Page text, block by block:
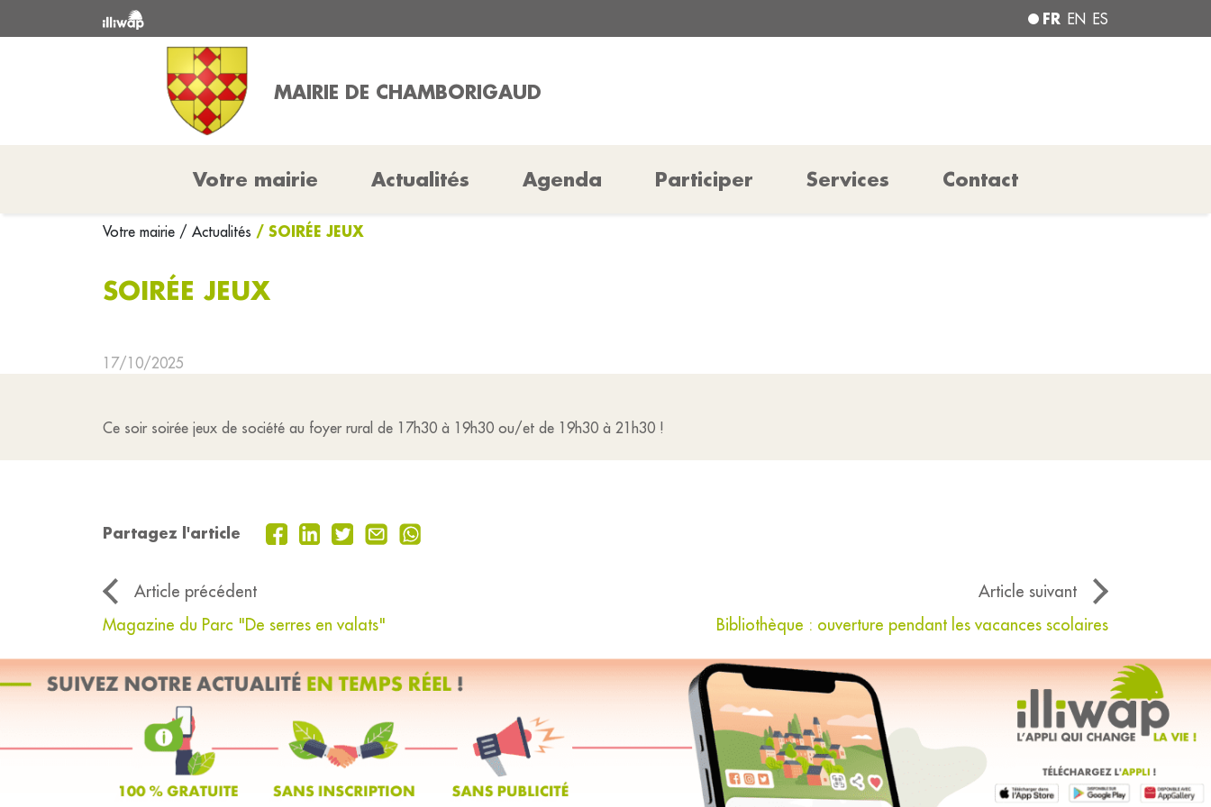
FR EN ES
MAIRIE DE CHAMBORIGAUD
Votre mairie Actualités Agenda Participer Services Contact
Votre mairie / Actualités / SOIRÉE JEUX
SOIRÉE JEUX
17/10/2025
Ce soir soirée jeux de société au foyer rural de 17h30 à 19h30 ou/et de 19h30 à 21h30 !
Partagez l'article
Article précédent
Article suivant
Magazine du Parc "De serres en valats"
Bibliothèque : ouverture pendant les vacances scolaires